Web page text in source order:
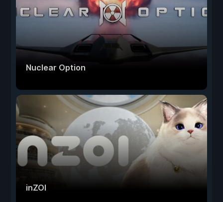
Nuclear Option
inZOI